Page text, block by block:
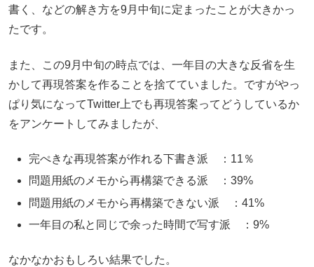
書く、などの解き方を9月中旬に定まったことが大きかっ
たです。
また、この9月中旬の時点では、一年目の大きな反省を生
かして再現答案を作ることを捨てていました。ですがやっ
ぱり気になってTwitter上でも再現答案ってどうしているか
をアンケートしてみましたが、
完ぺきな再現答案が作れる下書き派 ：11％
問題用紙のメモから再構築できる派 ：39%
問題用紙のメモから再構築できない派 ：41%
一年目の私と同じで余った時間で写す派 ：9%
なかなかおもしろい結果でした。